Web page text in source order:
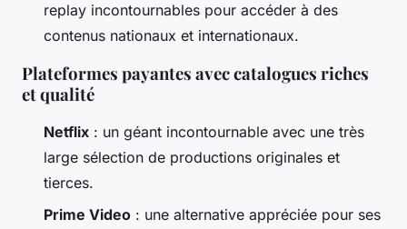
replay incontournables pour accéder à des
contenus nationaux et internationaux.
Plateformes payantes avec catalogues riches
et qualité
Netflix : un géant incontournable avec une très
large sélection de productions originales et
tierces.
Prime Video : une alternative appréciée pour ses